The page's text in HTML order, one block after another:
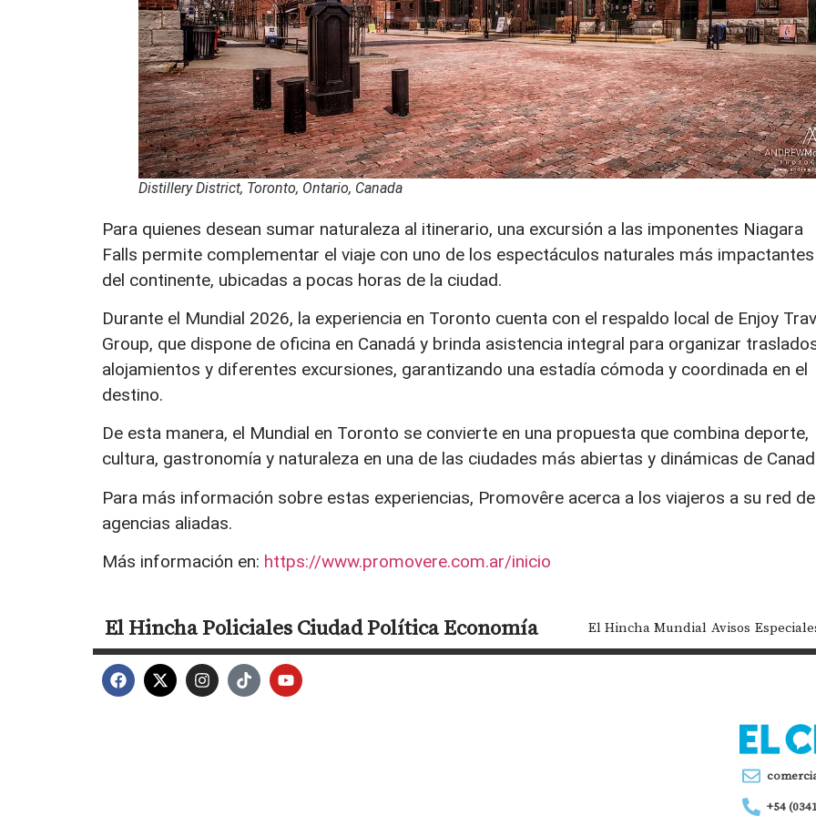
Distillery District, Toronto, Ontario, Canada
Para quienes desean sumar naturaleza al itinerario, una excursión a las imponentes Niagara
Falls permite complementar el viaje con uno de los espectáculos naturales más impactantes
del continente, ubicadas a pocas horas de la ciudad.
Durante el Mundial 2026, la experiencia en Toronto cuenta con el respaldo local de Enjoy
Group, que dispone de oficina en Canadá y brinda asistencia integral para organizar
alojamientos y diferentes excursiones, garantizando una estadía cómoda y coordinada en el
destino.
De esta manera, el Mundial en Toronto se convierte en una propuesta que combina deporte,
cultura, gastronomía y naturaleza en una de las ciudades más abiertas y dinámicas de
Para más información sobre estas experiencias, Promovêre acerca a los viajeros a su red de
agencias aliadas.
Más información en: https://www.promovere.com.ar/inicio
El HinchaPolicialesCiudadPolíticaEconomía El Hincha Mundial Avisos
+54